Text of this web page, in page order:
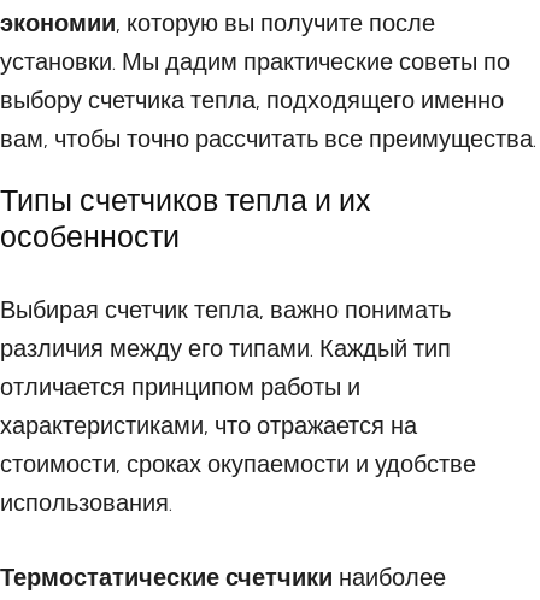
экономии, которую вы получите после
установки. Мы дадим практические советы по
выбору счетчика тепла, подходящего именно
вам, чтобы точно рассчитать все преимущества.
Типы счетчиков тепла и их
особенности
Выбирая счетчик тепла, важно понимать
различия между его типами. Каждый тип
отличается принципом работы и
характеристиками, что отражается на
стоимости, сроках окупаемости и удобстве
использования.
Термостатические счетчики наиболее